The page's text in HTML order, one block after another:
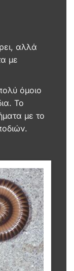
αλλά
με
όμοιο
Το
με το